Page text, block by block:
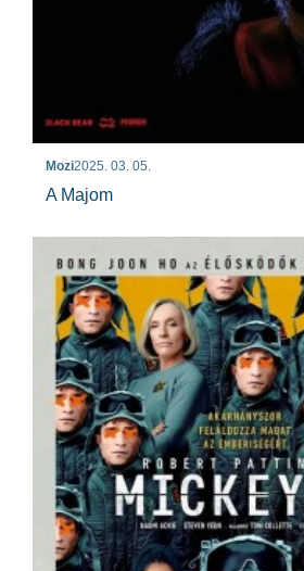
Mozi2025. 03. 05.
A Majom